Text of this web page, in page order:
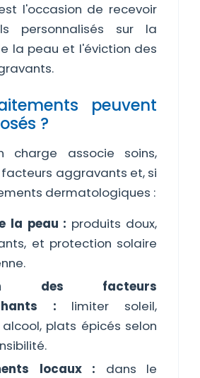
l'occasion de recevoir
personnalisés sur la
la peau et l'éviction des
peuvent
?
charge associe soins,
aggravants et, si
dermatologiques :
la peau : produits doux,
et protection solaire
des facteurs
: limiter soleil,
alcool, plats épicés selon
locaux : dans le